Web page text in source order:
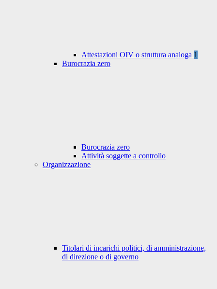
Attestazioni OIV o struttura analoga 1
Burocrazia zero
Burocrazia zero
Attività soggette a controllo
Organizzazione
Titolari di incarichi politici, di amministrazione,
di direzione o di governo